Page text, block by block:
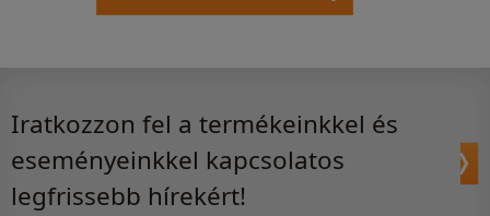
Iratkozzon fel a termékeinkkel és
eseményeinkkel kapcsolatos
legfrissebb hírekért!